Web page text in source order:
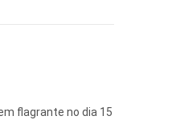
flagrante no dia 15